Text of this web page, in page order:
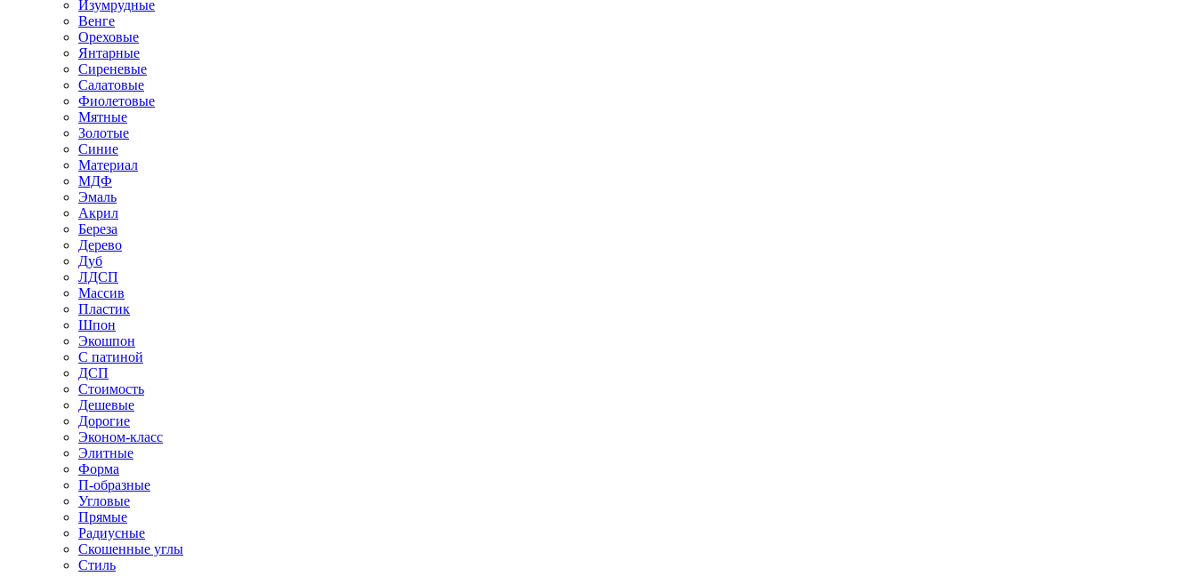
Изумрудные
Венге
Ореховые
Янтарные
Сиреневые
Салатовые
Фиолетовые
Мятные
Золотые
Синие
Материал
МДФ
Эмаль
Акрил
Береза
Дерево
Дуб
ЛДСП
Массив
Пластик
Шпон
Экошпон
С патиной
ДСП
Стоимость
Дешевые
Дорогие
Эконом-класс
Элитные
Форма
П-образные
Угловые
Прямые
Радиусные
Скошенные углы
Стиль